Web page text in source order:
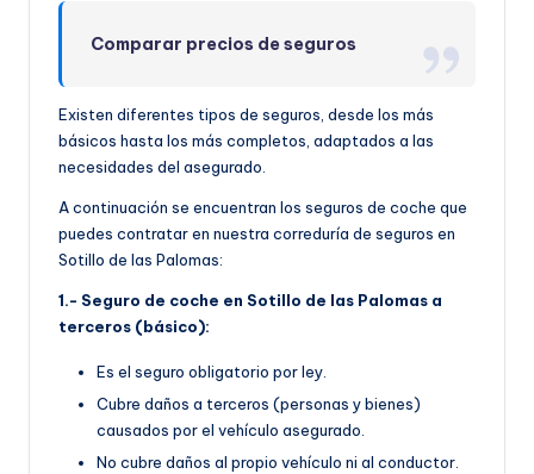
Comparar precios de seguros
Existen diferentes tipos de seguros, desde los más
básicos hasta los más completos, adaptados a las
necesidades del asegurado.
A continuación se encuentran los seguros de coche que
puedes contratar en nuestra correduría de seguros en
Sotillo de las Palomas:
1.- Seguro de coche en Sotillo de las Palomas a
terceros (básico):
Es el seguro obligatorio por ley.
Cubre daños a terceros (personas y bienes)
causados por el vehículo asegurado.
No cubre daños al propio vehículo ni al conductor.